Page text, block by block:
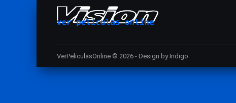
VerPeliculasOnline © 2026 - Design by Indigo